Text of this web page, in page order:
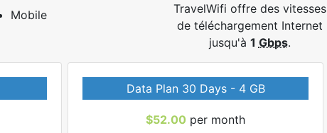
Mobile
TravelWifi offre des vitesses
de téléchargement Internet
jusqu'à 1 Gbps.
Data Plan 30 Days - 4 GB
$52.00 per month